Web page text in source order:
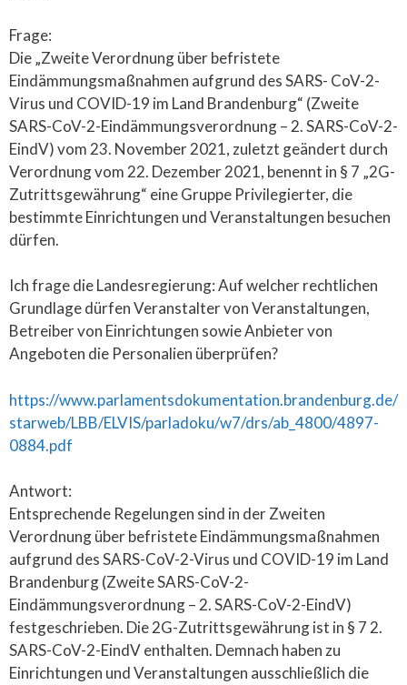
Frage:
Die „Zweite Verordnung über befristete
Eindämmungsmaßnahmen aufgrund des SARS- CoV-2-
Virus und COVID-19 im Land Brandenburg“ (Zweite
SARS-CoV-2-Eindämmungsverordnung – 2. SARS-CoV-2-
EindV) vom 23. November 2021, zuletzt geändert durch
Verordnung vom 22. Dezember 2021, benennt in § 7 „2G-
Zutrittsgewährung“ eine Gruppe Privilegierter, die
bestimmte Einrichtungen und Veranstaltungen besuchen
dürfen.
Ich frage die Landesregierung: Auf welcher rechtlichen
Grundlage dürfen Veranstalter von Veranstaltungen,
Betreiber von Einrichtungen sowie Anbieter von
Angeboten die Personalien überprüfen?
https://www.parlamentsdokumentation.brandenburg.de/
starweb/LBB/ELVIS/parladoku/w7/drs/ab_4800/4897-
0884.pdf
Antwort:
Entsprechende Regelungen sind in der Zweiten
Verordnung über befristete Eindämmungsmaßnahmen
aufgrund des SARS-CoV-2-Virus und COVID-19 im Land
Brandenburg (Zweite SARS-CoV-2-
Eindämmungsverordnung – 2. SARS-CoV-2-EindV)
festgeschrieben. Die 2G-Zutrittsgewährung ist in § 7 2.
SARS-CoV-2-EindV enthalten. Demnach haben zu
Einrichtungen und Veranstaltungen ausschließlich die